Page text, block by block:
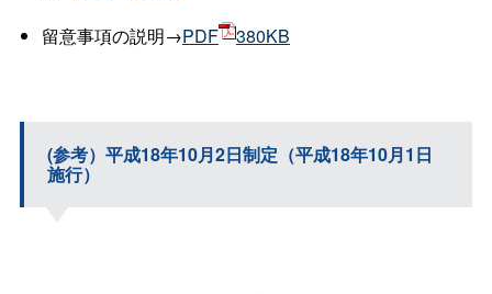
留意事項の説明→PDF 380KB
(参考）平成18年10月2日制定（平成18年10月1日
施行）